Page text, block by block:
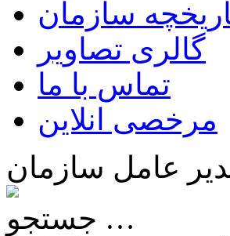
سازمان
گالری تصاویر
تماس با ما
مرخصی انلاین
عامل سازمان
جستجو …